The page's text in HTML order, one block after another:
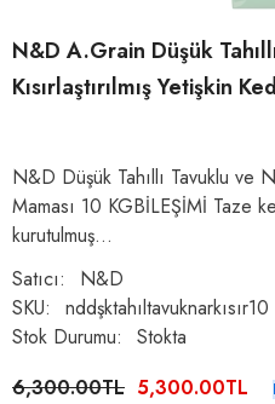
N&D A.Grain Düşük
Kısırlaştırılmış Yetişkin
N&D Düşük Tahıllı Tavuklu ve
Maması 10 KGBİLEŞİMİ Taze
kurutulmuş...
Satıcı:
N&D
SKU:
nddşktahıltavuknarkısır10
Stok Durumu:
Stokta
6,300.00TL 5,300.00TL